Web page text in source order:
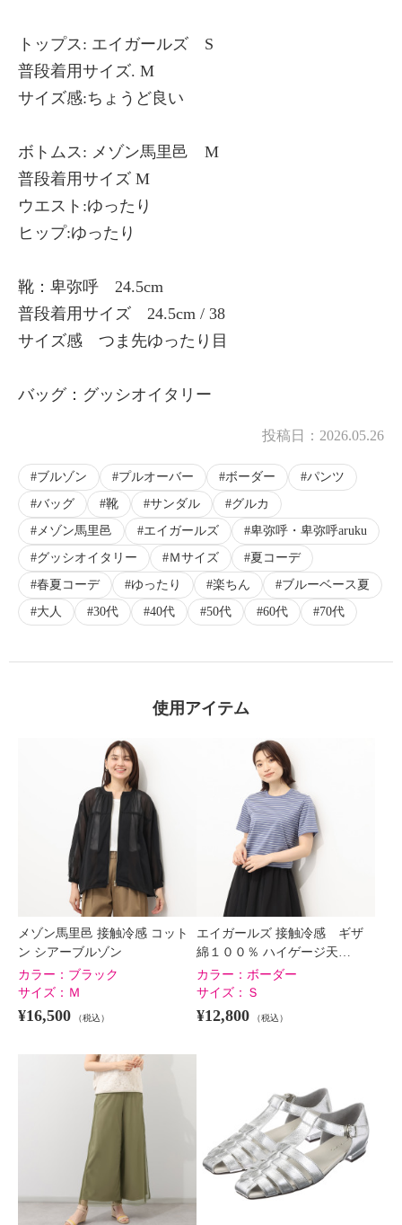
トップス: エイガールズ S
普段着用サイズ. M
サイズ感:ちょうど良い
ボトムス: メゾン馬里邑 M
普段着用サイズ M
ウエスト:ゆったり
ヒップ:ゆったり
靴：卑弥呼 24.5cm
普段着用サイズ 24.5cm / 38
サイズ感 つま先ゆったり目
バッグ：グッシオイタリー
投稿日： 2026.05.26
ブルゾン プルオーバー ボーダー
パンツ
バッグ
靴 サンダル
グルカ
メゾン馬里邑
エイガールズ
卑弥呼・卑弥呼aruku
グッシオイタリー
Ｍサイズ
夏コーデ
春夏コーデ
ゆったり 楽ちん
ブルーベース夏
大人
30代 40代 50代 60代 70代
使用アイテム
メゾン馬里邑 接触冷感 コット
ン シアーブルゾン
カラー： ブラック
サイズ： Ｍ
¥16,500 （税込）
エイガールズ 接触冷感 ギザ
綿１００％ ハイゲージ天…
カラー： ボーダー
サイズ： Ｓ
¥12,800 （税込）